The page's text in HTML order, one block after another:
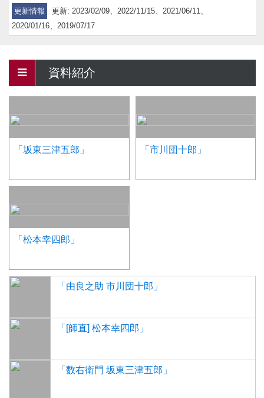
更新情報
更新: 2023/02/09、2022/11/15、2021/06/11、
2020/01/16、2019/07/17
資料紹介
「坂東三津五郎」 「市川団十郎」
「松本幸四郎」
「由良之助 市川団十郎」
「[師直] 松本幸四郎」
「数右衛門 坂東三津五郎」